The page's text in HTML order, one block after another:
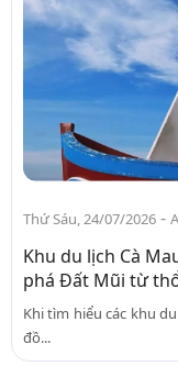
Thứ Sáu, 24/07/2026 -
Khu du lịch Cà
phá Đất Mũi từ
Khi tìm hiểu các khu
đồ...